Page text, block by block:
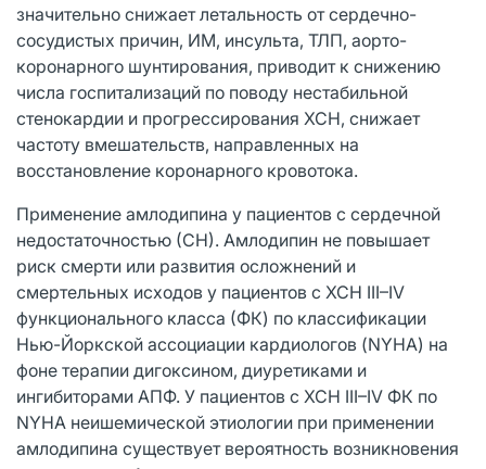
значительно снижает летальность от сердечно-
сосудистых причин, ИМ, инсульта, ТЛП, аорто-
коронарного шунтирования, приводит к снижению
числа госпитализаций по поводу нестабильной
стенокардии и прогрессирования ХСН, снижает
частоту вмешательств, направленных на
восстановление коронарного кровотока.
Применение амлодипина у пациентов с сердечной
недостаточностью (СН). Амлодипин не повышает
риск смерти или развития осложнений и
смертельных исходов у пациентов с ХСН III–IV
функционального класса (ФК) по классификации
Нью-Йоркской ассоциации кардиологов (NYHA) на
фоне терапии дигоксином, диуретиками и
ингибиторами АПФ. У пациентов с ХСН III–IV ФК по
NYHA неишемической этиологии при применении
амлодипина существует вероятность возникновения